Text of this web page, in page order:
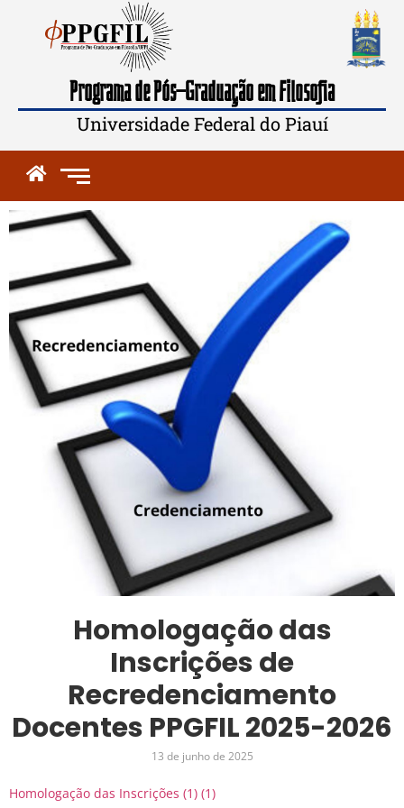
Programa de Pós-Graduação em Filosofia
Universidade Federal do Piauí
Homologação das
Inscrições de
Recredenciamento
Docentes PPGFIL 2025-2026
13 de junho de 2025
Homologação das Inscrições (1) (1)